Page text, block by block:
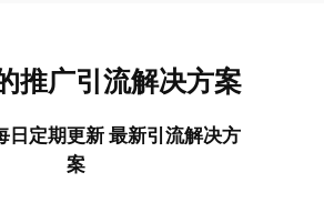
推广引流解决方案
日定期更新 最新引流解决方
案